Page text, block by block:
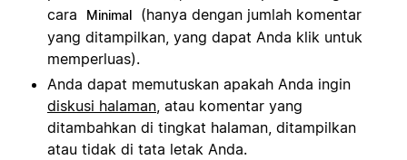
cara
Minimal
(hanya dengan jumlah komentar
yang ditampilkan, yang dapat Anda klik untuk
memperluas).
Anda dapat memutuskan apakah Anda ingin
diskusi halaman, atau komentar yang
ditambahkan di tingkat halaman, ditampilkan
atau tidak di tata letak Anda.